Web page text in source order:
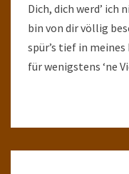
Dich, dich werd’ ich
bin von dir völlig
spür’s tief in meines
für wenigstens ‘ne